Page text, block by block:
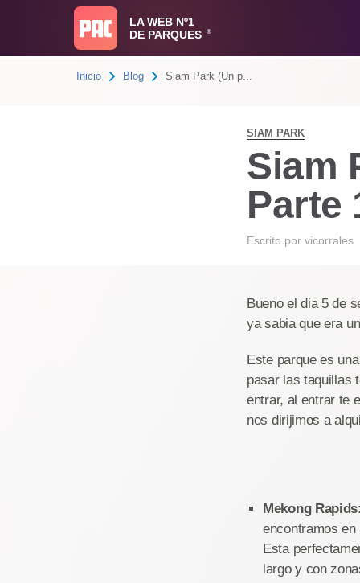
LA WEB Nº1
DE PARQUES
®
Inicio Blog Siam Park (Un p...
SIAM PARK
Siam
Parte
Escrito por vicorrales
Bueno el dia 5 de
ya sabia que era
Este parque es
pasar las taquillas
entrar, al entrar te
nos dirijimos a
Mekong
encontramos
Esta
largo y con